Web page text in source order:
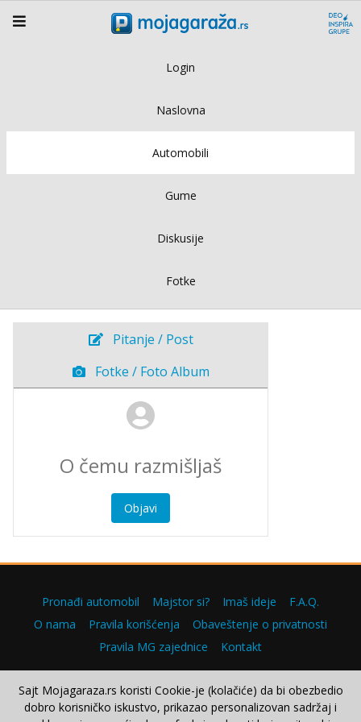
Login
Naslovna
Automobili
Gume
Diskusije
Fotke
Pitanje / Post
Fotke / Foto Album
Objavi
Pronađi automobil Majstor si? Imaš ideje
F.A.Q.
O nama
Pravila korišćenja
Obaveštenje o privatnosti
Pravila MG zajednice
Kontakt
Copyright © 2000–2026.
Sajt Mojagaraza.rs koristi Cookie-je (kolačiće) da bi obezbedio
dobro korisničko iskustvo, prikazao personalizovan sadržaj i